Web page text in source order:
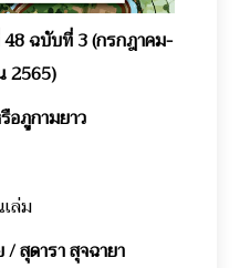
ฉบับที่ 3 (กรกฎาคม-
2565)
อภูกามยาว
ล่ม
สุดารา สุจฉายา